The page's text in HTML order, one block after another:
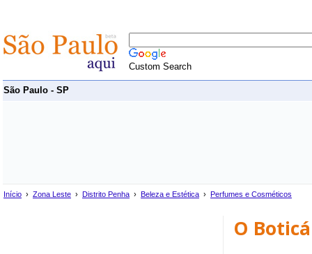
Custom Search
São Paulo - SP
Início › Zona Leste › Distrito Penha › Beleza e Estética › Perfumes e Cosméticos
O